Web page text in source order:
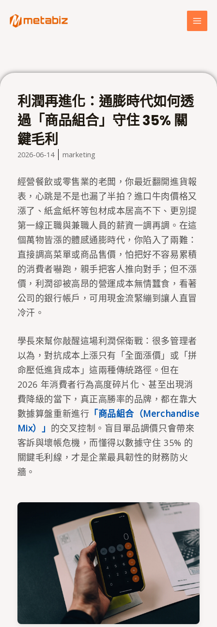
利潤再進化：通膨時代如何透
過「商品組合」守住 35% 關
鍵毛利
2026-06-14 marketing
經營餐飲或零售業的老闆，你最近翻開進貨報
表，心跳是不是也漏了半拍？進口牛肉價格又
漲了、紙盒紙杯等包材成本居高不下、更別提
第一線正職與兼職人員的薪資一調再調。在這
個萬物皆漲的體感通膨時代，你陷入了兩難：
直接調高菜單或商品售價，怕把好不容易累積
的消費者嚇跑，親手把客人推向對手；但不漲
價，利潤卻被高昂的營運成本無情蠶食，看著
公司的銀行帳戶，可用現金流緊繃到讓人直冒
冷汗。
學長來幫你敲醒這場利潤保衛戰：很多管理者
以為，對抗成本上漲只有「全面漲價」或「拼
命壓低進貨成本」這兩種傳統路徑。但在
2026 年消費者行為高度碎片化、甚至出現消
費降級的當下，真正高勝率的品牌，都在靠大
數據算盤重新進行 「商品組合（Merchandise
Mix）」 的交叉控制。盲目單品調價只會帶來
客訴與壞帳危機，而懂得以數據守住 35% 的
關鍵毛利線，才是企業最具韌性的財務防火
牆。